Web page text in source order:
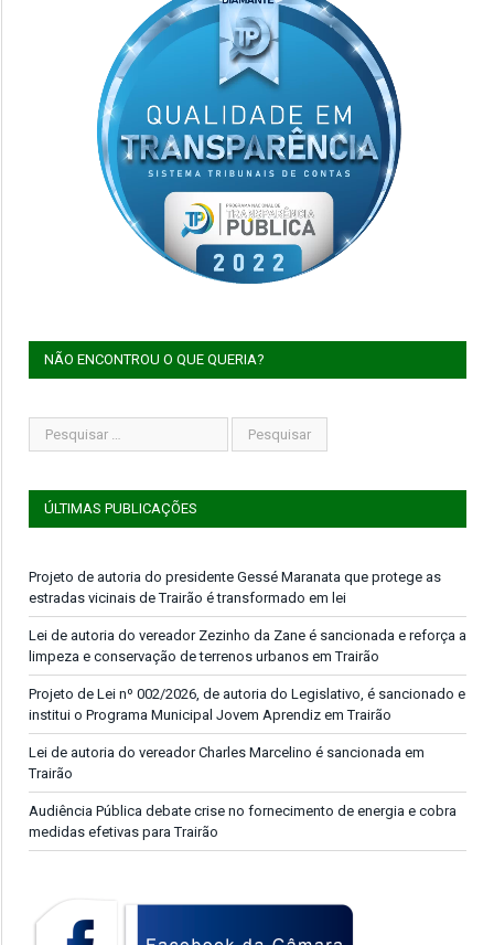
NÃO ENCONTROU O QUE QUERIA?
ÚLTIMAS PUBLICAÇÕES
Projeto de autoria do presidente Gessé Maranata que protege as
estradas vicinais de Trairão é transformado em lei
Lei de autoria do vereador Zezinho da Zane é sancionada e reforça a
limpeza e conservação de terrenos urbanos em Trairão
Projeto de Lei nº 002/2026, de autoria do Legislativo, é sancionado e
institui o Programa Municipal Jovem Aprendiz em Trairão
Lei de autoria do vereador Charles Marcelino é sancionada em
Trairão
Audiência Pública debate crise no fornecimento de energia e cobra
medidas efetivas para Trairão